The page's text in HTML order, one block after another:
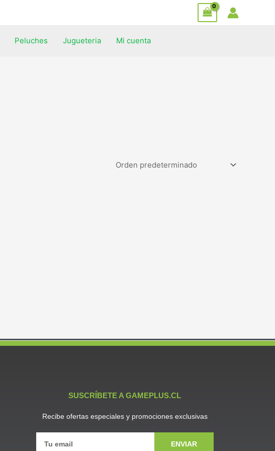
Peluches Jugueteria Mi cuenta
SUSCRÍBETE A GAMEPLUS.CL
Recibe ofertas especiales y promociones exclusivas
ENVIAR